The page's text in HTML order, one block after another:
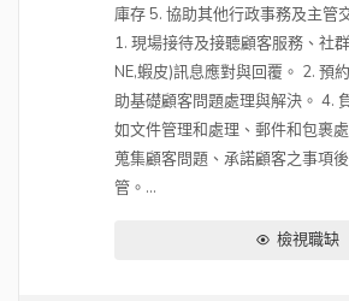
庫存 5. 協助其他行政事務及主管
1. 現場接待及接聽顧客服務、社
NE,蝦皮)訊息應對與回覆。 2. 預
助基礎顧客問題處理與解決。 4.
如文件管理和處理、郵件和包裹
蒐集顧客問題、承諾顧客之事項
管。...
檢視職缺